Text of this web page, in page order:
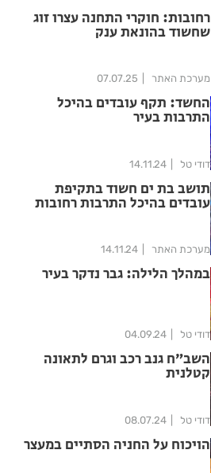
רחובות: חוקרי התחנה עצרו זוג
שחשוד בהונאת ענק
מערכת האתר 07.07.25
החשד: תקף עובדים בהיכל
התרבות בעיר
דודי טל 14.11.24
תושב בת ים חשוד בתקיפת
עובדים בהיכל התרבות רחובות
מערכת האתר 14.11.24
במהלך הלילה: גבר נדקר בעיר
דודי טל 04.09.24
השב״ח גנב רכב וגרם לתאונה
קטלנית
דודי טל 08.07.24
הויכוח על החניה הסתיים במעצר